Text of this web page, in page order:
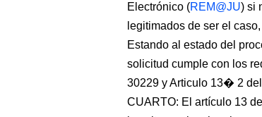
Electrónico (REM@JU) si
legitimados de ser el
Estando al estado del
solicitud cumple con los
30229 y Articulo 13� 2
CUARTO: El artículo 13